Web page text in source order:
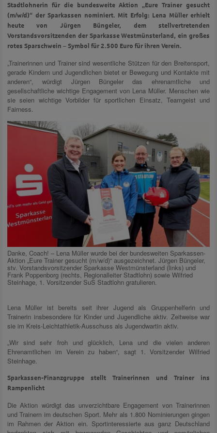
Stadtlohnerin für die bundesweite Aktion „Eure Trainer gesucht
(m/w/d)“ der Sparkassen nominiert. Mit Erfolg: Lena Müller erhielt
heute von Jürgen Büngeler, dem stellvertretenden
Vorstandsvorsitzenden der Sparkasse Westmünsterland, ein großes
rotes Sparschwein – Symbol für 2.500 Euro für ihren Verein.
„Trainerinnen und Trainer sind wesentliche Stützen für den Breitensport,
gerade Kindern und Jugendlichen bietet er Bewegung und Kontakte mit
anderen“, würdigt Jürgen Büngeler das ehrenamtliche und
gesellschaftliche wichtige Engagement von Lena Müller. Menschen wie
sie seien wichtige Vorbilder für sportlichen Einsatz, Teamgeist und
Fairness.
Danke, Coach! – Lena Müller wurde bei der bundesweiten Sparkassen-
Aktion „Eure Trainer gesucht (m/w/d)“ ausgezeichnet. Jürgen Büngeler,
stv. Vorstandsvorsitzender Sparkasse Westmünsterland (links) und
Frank Poppenborg (rechts, Regionalleiter Stadtlohn) sowie Wilfried
Steinhage, 1. Vorsitzender SuS Stadtlohn gratulieren.
Lena Müller ist bereits seit ihrer Jugend als Gruppenhelferin und
Trainerin insbesondere für Kinder und Jugendliche aktiv. Zeitweise war
sie im Kreis-Leichtathletik-Ausschuss als Jugendwartin aktiv.
„Wir sind sehr froh und glücklich, Lena und die vielen anderen
Ehrenamtlichen im Verein zu haben“, sagt 1. Vorsitzender Wilfried
Steinhage.
Sparkassen-Finanzgruppe stellt Trainerinnen und Trainer ins
Rampenlicht
Die Aktion würdigt das unverzichtbare Engagement von Trainerinnen
und Trainern im deutschen Sport. Mehr als 1.800 Nominierungen gingen
im Rahmen der Aktion ein. Sportinteressierte aus ganz Deutschland